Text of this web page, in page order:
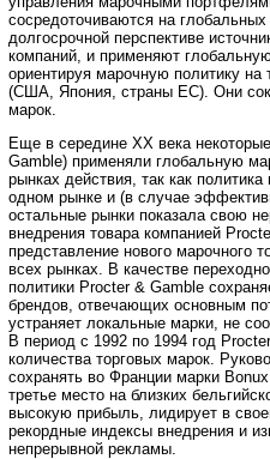
сосредоточиваются на
долгосрочной перспективе
компаний, и применяют
ориентируя марочную политику на
(США, Япония, страны ЕС). Они
марок.
Еще в середине ХХ века
Gamble) применяли глобальную
рынках действия, так как
одном рынке и (в случае
остальные рынки показала свою
внедрения товара компанией
представление нового марочного
всех рынках. В качестве
политики Procter & Gamble
брендов, отвечающих основным
устраняет локальные марки, не
В период с 1992 по 1994 год
количества торговых марок.
сохранять во Франции марки
третье место на близких
высокую прибыль, лидирует в
рекордные индексы внедрения и
непрерывной рекламы.